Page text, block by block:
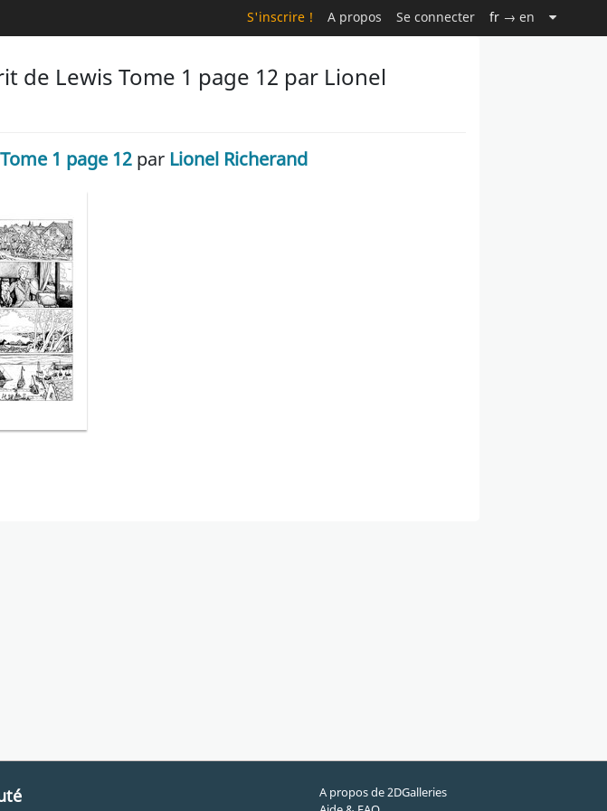
S'inscrire ! A propos Se connecter fr → en
de Lewis Tome 1 page 12 par Lionel
1 page 12 par Lionel Richerand
A propos de 2DGalleries